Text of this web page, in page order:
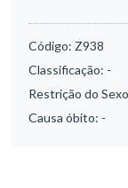
Código: Z938
Classificação: -
Restrição do
Causa óbito: -